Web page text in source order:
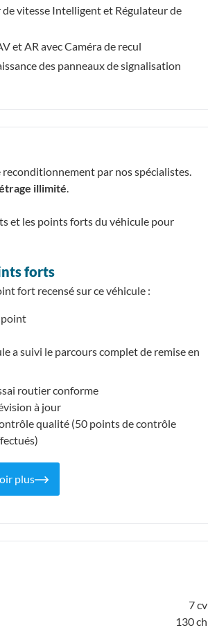
vitesse Intelligent et Régulateur de
et AR avec Caméra de recul
des panneaux de signalisation
par nos spécialistes.
illimité.
et les points forts du véhicule pour
forts
fort recensésur ce véhicule :
a suivi le parcours complet de remise en
routier conforme
à jour
qualité (50 points de contrôle
plus
7 cv
130 ch